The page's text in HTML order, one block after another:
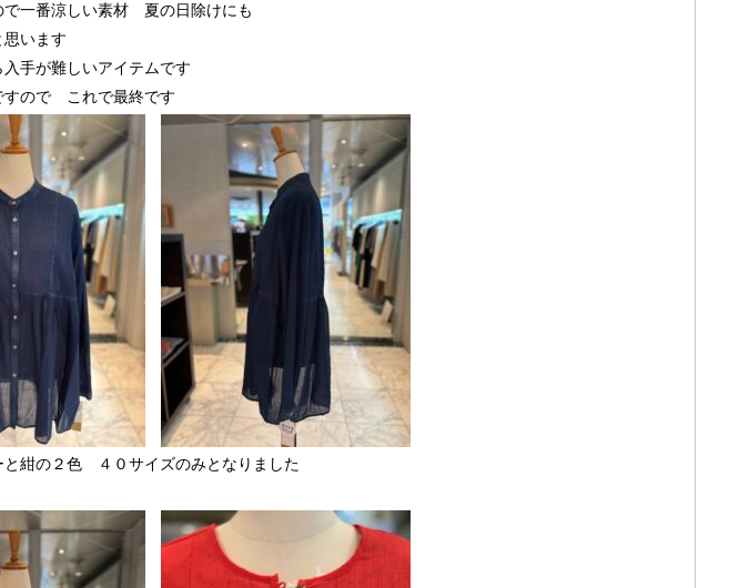
で一番涼しい素材 夏の日除けにも
います
手が難しいアイテムです
すので これで最終です
と紺の２色 ４０サイズのみとなりました